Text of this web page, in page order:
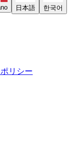
日本語 한국어
リシー